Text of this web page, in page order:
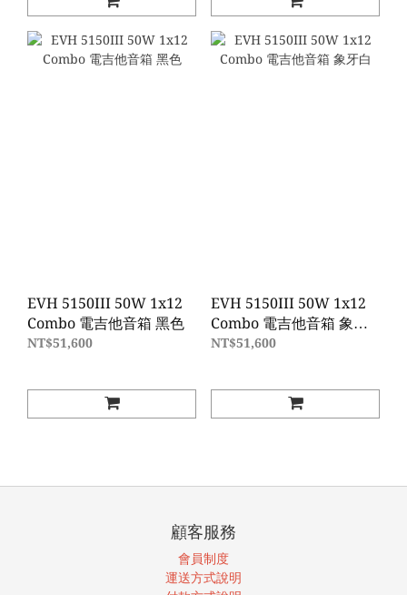
EVH 5150III 50W 1x12
Combo 電吉他音箱 黑色
NT$51,600
EVH 5150III 50W 1x12
Combo 電吉他音箱 象牙
白
NT$51,600
顧客服務
會員制度
運送方式說明